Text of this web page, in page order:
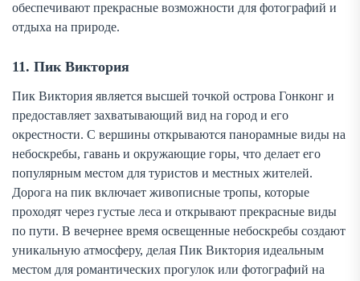
обеспечивают прекрасные возможности для фотографий и
отдыха на природе.
11. Пик Виктория
Пик Виктория является высшей точкой острова Гонконг и
предоставляет захватывающий вид на город и его
окрестности. С вершины открываются панорамные виды на
небоскребы, гавань и окружающие горы, что делает его
популярным местом для туристов и местных жителей.
Дорога на пик включает живописные тропы, которые
проходят через густые леса и открывают прекрасные виды
по пути. В вечернее время освещенные небоскребы создают
уникальную атмосферу, делая Пик Виктория идеальным
местом для романтических прогулок или фотографий на